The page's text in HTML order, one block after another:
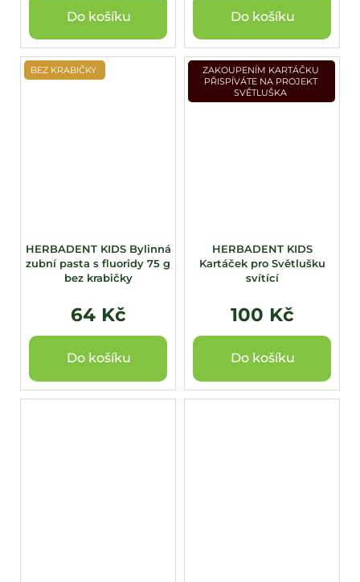
Do košíku Do košíku
BEZ KRABIČKY
HERBADENT KIDS Bylinná
zubní pasta s fluoridy 75 g
bez krabičky
64 Kč
Do košíku
ZAKOUPENÍM KARTÁČKU
PŘISPÍVÁTE NA PROJEKT
SVĚTLUŠKA
HERBADENT KIDS
Kartáček pro Světlušku
svítící
100 Kč
Do košíku